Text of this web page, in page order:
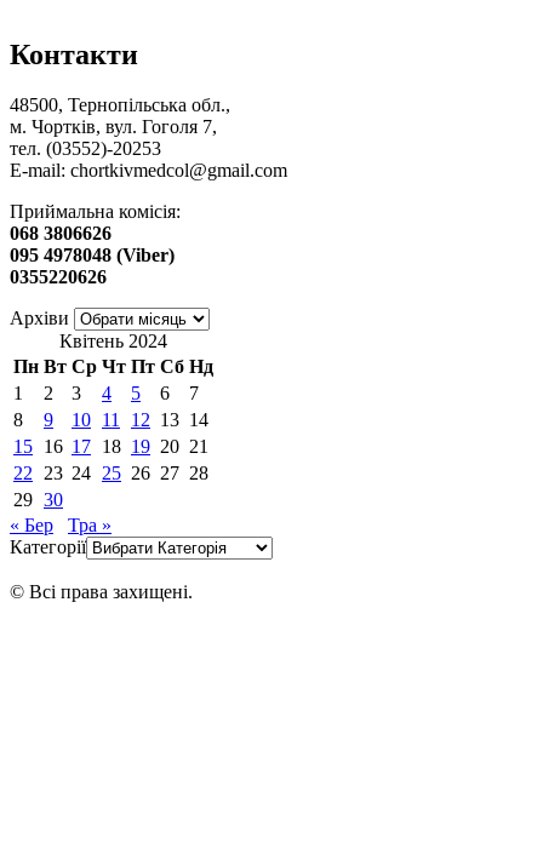
Контакти
48500, Тернопільська обл.,
м. Чортків, вул. Гоголя 7,
тел. (03552)-20253
E-mail: chortkivmedcol@gmail.com
Приймальна комісія:
068 3806626
095 4978048 (Viber)
0355220626
Архіви
Квітень 2024
Пн Вт Ср Чт Пт Сб Нд
1
2 3 4 5 6
7
8
9 10 11 12 13 14
15 16 17 18 19 20 21
22 23 24 25 26 27 28
29 30
« Бер
Тра »
Категорії
© Всі права захищені.